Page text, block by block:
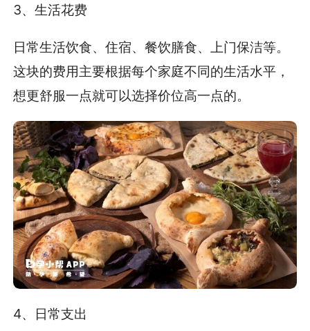
3、生活花费
日常生活饮食、住宿、餐饮膳食、上门保洁等。
这块的费用主要根据每个家庭不同的生活水平，
想更舒服一点就可以选择价位高一点的。
4、日常支出